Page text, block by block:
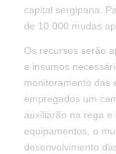
capital sergipana.
de 10.000 mudas
Os recursos serão
e insumos
monitoramento das
empregados um
auxiliarão na rega e
equipamentos, o
desenvolvimento